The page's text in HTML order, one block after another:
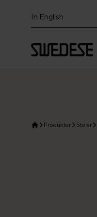
In English
Produkter Stolar